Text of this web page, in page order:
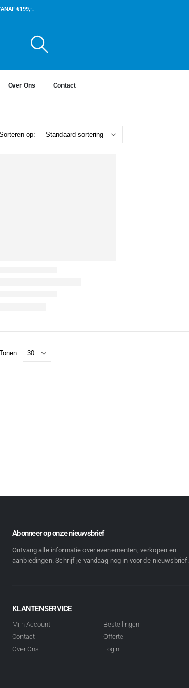
€199,-.
Over Ons Contact
op:
Abonneer op onze nieuwsbrief
Ontvang alle informatie over evenementen, verkopen en
aanbiedingen. Schrijf je vandaag nog in voor de nieuwsbrief.
KLANTENSERVICE
Mijn Account
Contact
Over Ons
Bestellingen
Offerte
Login